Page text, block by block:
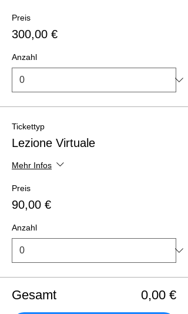
Preis
300,00 €
Anzahl
Tickettyp
Lezione Virtuale
Mehr Infos
Preis
90,00 €
Anzahl
Gesamt 0,00 €